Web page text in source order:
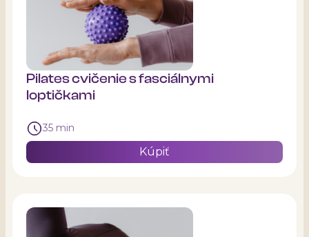
Pilates cvičenie s fasciálnymi
loptičkami
35 min
Kúpiť